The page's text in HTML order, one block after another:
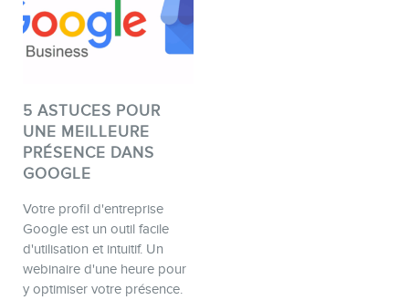
5 ASTUCES POUR
UNE MEILLEURE
PRÉSENCE DANS
GOOGLE
Votre profil d'entreprise
Google est un outil facile
d'utilisation et intuitif. Un
webinaire d'une heure pour
y optimiser votre présence.